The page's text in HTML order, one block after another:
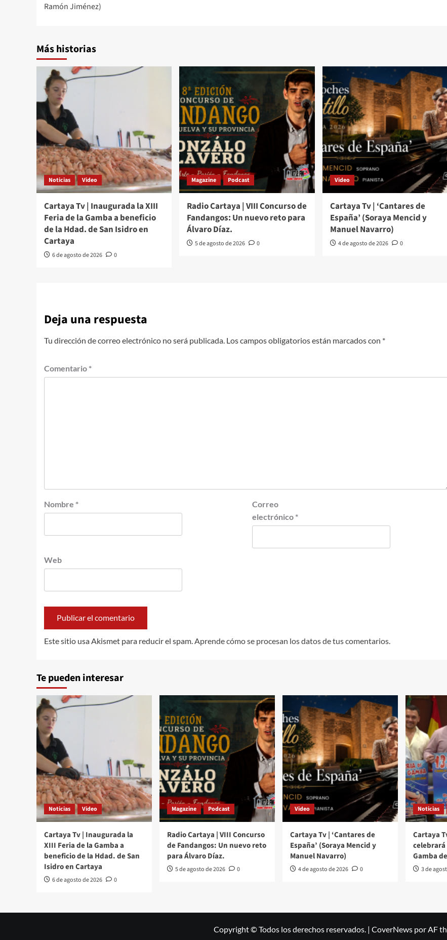
Ramón Jiménez)
Más historias
Noticias Video
Cartaya Tv | Inaugurada la XIII
Feria de la Gamba a beneficio
de la Hdad. de San Isidro en
Cartaya
6 de agosto de 2026 0
Magazine Podcast
Radio Cartaya | VIII Concurso de
Fandangos: Un nuevo reto para
Álvaro Díaz.
5 de agosto de 2026 0
Video
Cartaya Tv | ‘Cantares de
España’ (Soraya Mencid y
Manuel Navarro)
4 de agosto de 2026 0
Deja una respuesta
Tu dirección de correo electrónico no será publicada. Los campos obligatorios están marcados con *
Comentario *
Nombre *
Correo
electrónico *
Web
Este sitio usa Akismet para reducir el spam. Aprende cómo se procesan los datos de tus comentarios.
Te pueden interesar
Noticias Video
Cartaya Tv | Inaugurada la
XIII Feria de la Gamba a
beneficio de la Hdad. de San
Isidro en Cartaya
6 de agosto de 2026 0
Magazine Podcast
Radio Cartaya | VIII Concurso
de Fandangos: Un nuevo reto
para Álvaro Díaz.
5 de agosto de 2026 0
Video
Cartaya Tv | ‘Cantares de
España’ (Soraya Mencid y
Manuel Navarro)
4 de agosto de 2026 0
Noticias
Cartaya
celebrará
Gamba
3 de
Copyright © Todos los derechos reservados. | CoverNews por AF